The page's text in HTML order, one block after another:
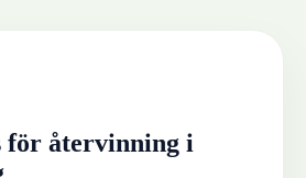
för återvinning i